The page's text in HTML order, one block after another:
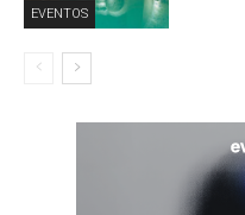
EVENTOS